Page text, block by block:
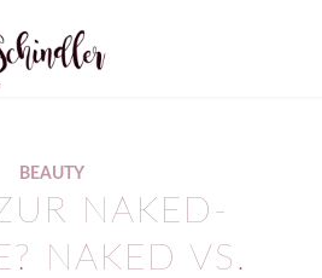
BEAUTY
NAKED-
NAKED VS.